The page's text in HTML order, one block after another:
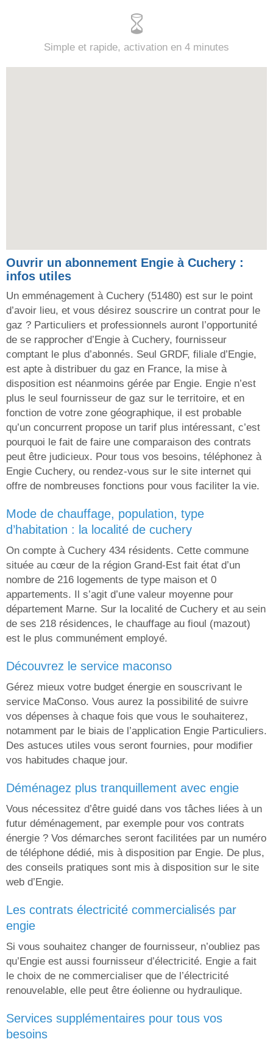
Simple et rapide, activation en 4 minutes
Ouvrir un abonnement Engie à Cuchery :
infos utiles
Un emménagement à Cuchery (51480) est sur le point
d’avoir lieu, et vous désirez souscrire un contrat pour le
gaz ? Particuliers et professionnels auront l’opportunité
de se rapprocher d’Engie à Cuchery, fournisseur
comptant le plus d’abonnés. Seul GRDF, filiale d’Engie,
est apte à distribuer du gaz en France, la mise à
disposition est néanmoins gérée par Engie. Engie n’est
plus le seul fournisseur de gaz sur le territoire, et en
fonction de votre zone géographique, il est probable
qu’un concurrent propose un tarif plus intéressant, c’est
pourquoi le fait de faire une comparaison des contrats
peut être judicieux. Pour tous vos besoins, téléphonez à
Engie Cuchery, ou rendez-vous sur le site internet qui
offre de nombreuses fonctions pour vous faciliter la vie.
mode de chauffage, population, type
d’habitation : la localité de cuchery
On compte à Cuchery 434 résidents. Cette commune
située au cœur de la région Grand-Est fait état d’un
nombre de 216 logements de type maison et 0
appartements. Il s’agit d’une valeur moyenne pour
département Marne. Sur la localité de Cuchery et au sein
de ses 218 résidences, le chauffage au fioul (mazout)
est le plus communément employé.
découvrez le service maconso
Gérez mieux votre budget énergie en souscrivant le
service MaConso. Vous aurez la possibilité de suivre
vos dépenses à chaque fois que vous le souhaiterez,
notamment par le biais de l’application Engie Particuliers.
Des astuces utiles vous seront fournies, pour modifier
vos habitudes chaque jour.
déménagez plus tranquillement avec engie
Vous nécessitez d’être guidé dans vos tâches liées à un
futur déménagement, par exemple pour vos contrats
énergie ? Vos démarches seront facilitées par un numéro
de téléphone dédié, mis à disposition par Engie. De plus,
des conseils pratiques sont mis à disposition sur le site
web d’Engie.
les contrats électricité commercialisés par
engie
Si vous souhaitez changer de fournisseur, n’oubliez pas
qu’Engie est aussi fournisseur d’électricité. Engie a fait
le choix de ne commercialiser que de l’électricité
renouvelable, elle peut être éolienne ou hydraulique.
services supplémentaires pour tous vos
besoins